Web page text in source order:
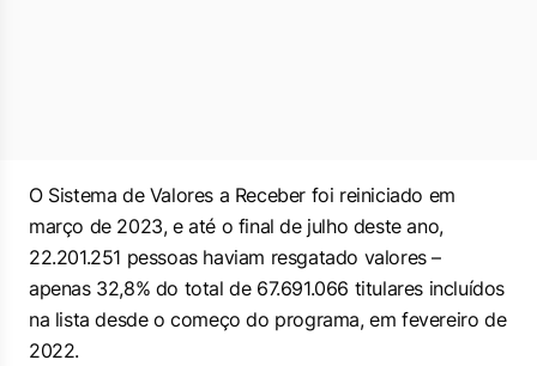
O Sistema de Valores a Receber foi reiniciado em
março de 2023, e até o final de julho deste ano,
22.201.251 pessoas haviam resgatado valores –
apenas 32,8% do total de 67.691.066 titulares incluídos
na lista desde o começo do programa, em fevereiro de
2022.